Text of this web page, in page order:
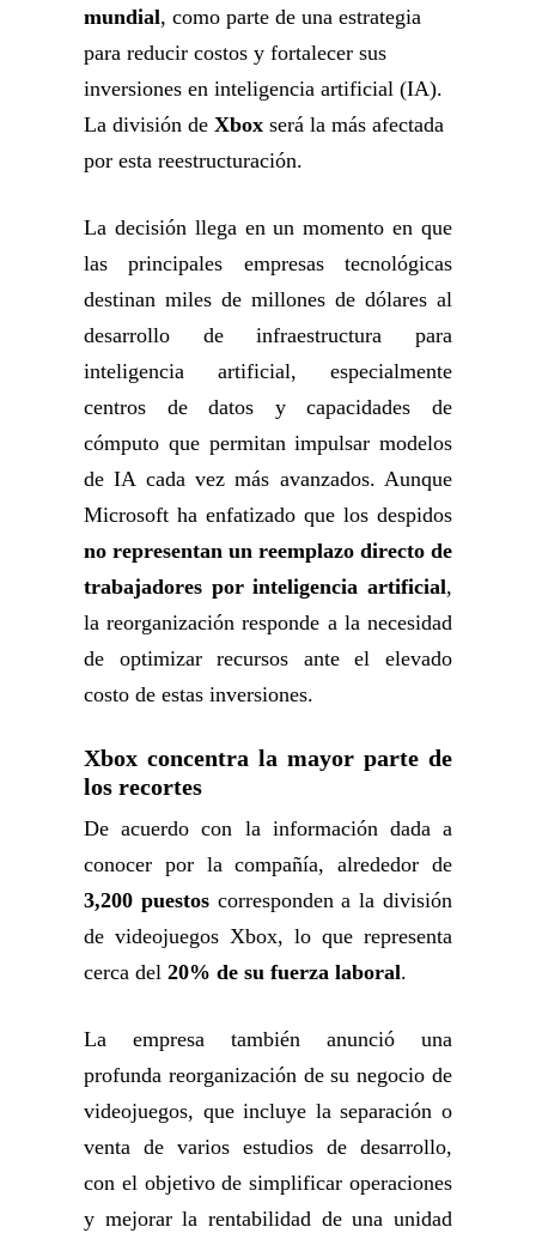
mundial, como parte de una estrategia
para reducir costos y fortalecer sus
inversiones en inteligencia artificial (IA).
La división de Xbox será la más afectada
por esta reestructuración.
La decisión llega en un momento en que
las principales empresas tecnológicas
destinan miles de millones de dólares al
desarrollo de infraestructura para
inteligencia artificial, especialmente
centros de datos y capacidades de
cómputo que permitan impulsar modelos
de IA cada vez más avanzados. Aunque
Microsoft ha enfatizado que los despidos
no representan un reemplazo directo de
trabajadores por inteligencia artificial,
la reorganización responde a la necesidad
de optimizar recursos ante el elevado
costo de estas inversiones.
Xbox concentra la mayor parte de
los recortes
De acuerdo con la información dada a
conocer por la compañía, alrededor de
3,200 puestoscorresponden a la división
de videojuegos Xbox, lo que representa
cerca del 20% de su fuerza laboral.
La empresa también anunció una
profunda reorganización de su negocio de
videojuegos, que incluye la separación o
venta de varios estudios de desarrollo,
con el objetivo de simplificar operaciones
y mejorar la rentabilidad de una unidad